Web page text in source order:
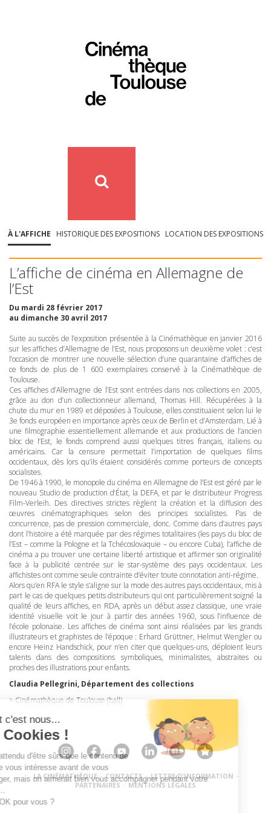
À L'AFFICHE HISTORIQUE DES EXPOSITIONS LOCATION DES EXPOSITIONS
L’affiche de cinéma en Allemagne de
l’Est
Du mardi 28 février 2017
au dimanche 30 avril 2017
Suite au succès de l’exposition présentée à la Cinémathèque en janvier 2016
sur les affiches d’Allemagne de l’Est, nous proposons un deuxième volet : c’est
l’occasion de montrer une nouvelle sélection d’une quarantaine d’affiches de
ce fonds de plus de 1 600 exemplaires conservé à la Cinémathèque de
Toulouse.
Ces affiches d’Allemagne de l’Est sont entrées dans nos collections en 2005,
grâce au don d’un collectionneur allemand, Thomas Hill. Récupérées à la
chute du mur en 1989 et déposées à Toulouse, elles constituaient selon lui le
3e fonds européen en importance après ceux de Berlin et d’Amsterdam. Lié à
une filmographie essentiellement allemande et aux productions de l’ancien
bloc de l’Est, le fonds comprend aussi quelques titres français, italiens ou
américains. Car la censure permettait l’importation de quelques films
occidentaux, dès lors qu’ils étaient considérés comme porteurs de concepts
socialistes.
De 1946 à 1990, le monopole du cinéma en Allemagne de l’Est est géré par le
nouveau Studio de production d’État, la DEFA, et par le distributeur Progress
Film-Verleih. Des directives strictes règlent la création et la diffusion des
œuvres cinématographiques selon des principes socialistes. Pas de
concurrence, pas de pression commerciale, donc. Comme dans d’autres pays
dont l’histoire a été marquée par des régimes totalitaires (les pays du bloc de
l’Est – comme la Pologne et la Tchécoslovaquie – ou encore Cuba), l’affiche de
cinéma a pu trouver une certaine liberté artistique et affirmer son originalité
face à la publicité centrée sur le star-système des pays occidentaux. Les
affichistes ont comme seule contrainte d’éviter toute connotation anti-régime.
Alors qu’en RFA le style s’aligne sur la mode des autres pays occidentaux, mis à
part le cas de quelques petits distributeurs qui ont particulièrement soigné la
qualité de leurs affiches, en RDA, après un début assez classique, une vraie
identité visuelle voit le jour à partir des années 1960, sous l’influence de
l’école polonaise. Les affiches de cinéma sont ainsi réalisées par les grands
illustrateurs et graphistes de l’époque : Erhard Grüttner, Helmut Wengler ou
encore Heinz Handschick, pour n’en citer que quelques-uns, déploient leurs
talents dans des compositions symboliques, minimalistes, abstraites ou
proches des illustrations pour enfants.
Claudia Pellegrini, Département des collections
> Cinémathèque de Toulouse (hall)
LA CINÉMATHÈQUE · CONTACTS · LETTRE D'INFORMATION ·
PARTENAIRES · MENTIONS LÉGALES